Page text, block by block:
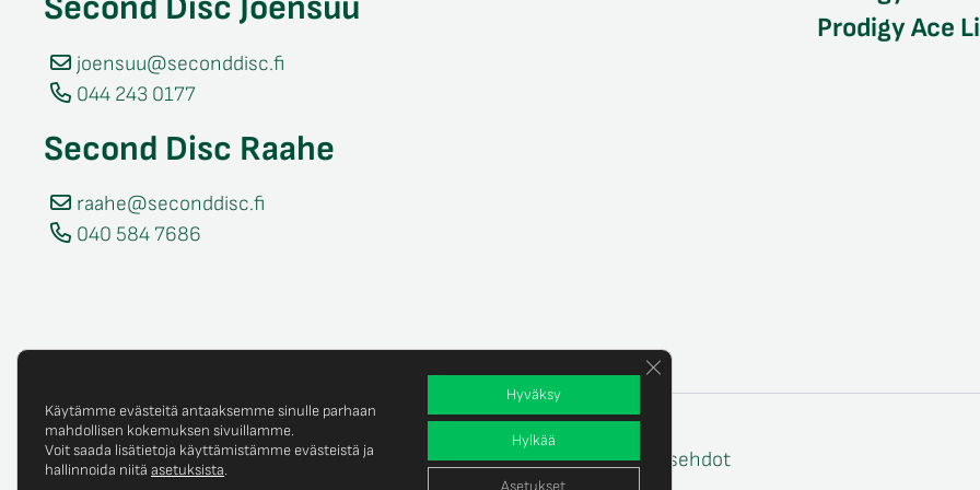
joensuu@seconddisc.fi
044 243 0177
Second Disc Raahe
raahe@seconddisc.fi
040 584 7686
Prodigy Ace
© Copyright 2025 Second Disc Oy Tietosuojaseloste Tilaus- ja toimitusehdot
Käytämme evästeitä antaaksemme sinulle parhaan
mahdollisen kokemuksen sivuillamme.
Voit saada lisätietoja käyttämistämme evästeistä ja
hallinnoida niitä asetuksista.
Hyväksy
Hylkää
Asetukset
Sulje evästebanneri